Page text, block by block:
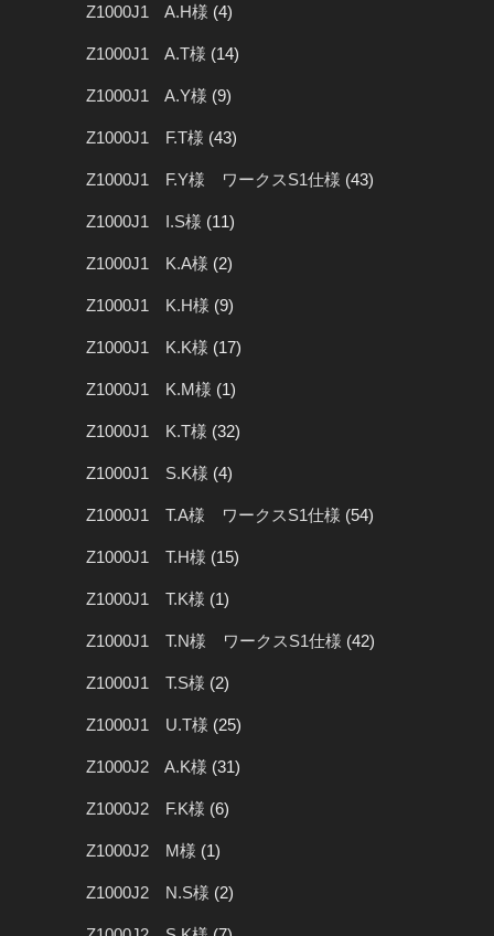
Z1000J1 A.H様 (4)
Z1000J1 A.T様 (14)
Z1000J1 A.Y様 (9)
Z1000J1 F.T様 (43)
Z1000J1 F.Y様 ワークスS1仕様 (43)
Z1000J1 I.S様 (11)
Z1000J1 K.A様 (2)
Z1000J1 K.H様 (9)
Z1000J1 K.K様 (17)
Z1000J1 K.M様 (1)
Z1000J1 K.T様 (32)
Z1000J1 S.K様 (4)
Z1000J1 T.A様 ワークスS1仕様 (54)
Z1000J1 T.H様 (15)
Z1000J1 T.K様 (1)
Z1000J1 T.N様 ワークスS1仕様 (42)
Z1000J1 T.S様 (2)
Z1000J1 U.T様 (25)
Z1000J2 A.K様 (31)
Z1000J2 F.K様 (6)
Z1000J2 M様 (1)
Z1000J2 N.S様 (2)